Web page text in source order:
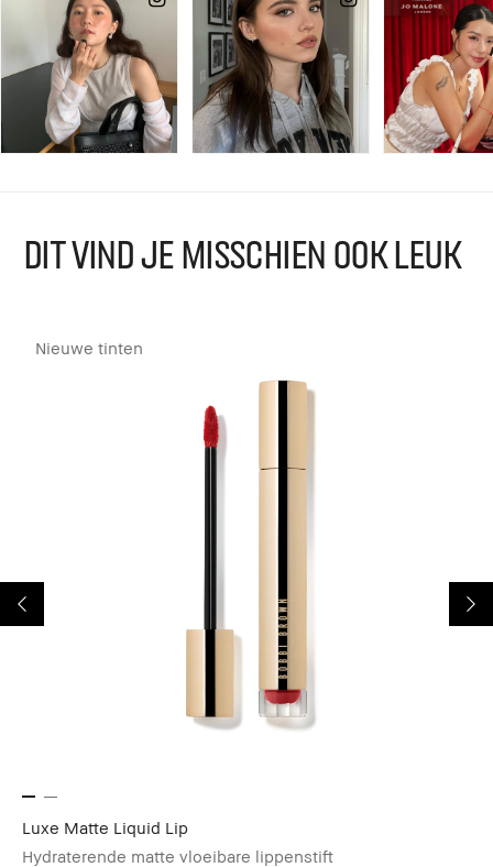
DIT VIND JE MISSCHIEN OOK LEUK
Nieuwe tinten
Luxe Matte Liquid Lip
Hydraterende matte vloeibare lippenstift